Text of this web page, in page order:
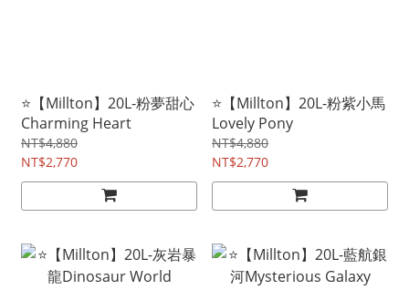
⭐【Millton】20L-粉夢甜心
Charming Heart
NT$4,880
NT$2,770
⭐【Millton】20L-粉紫小馬
Lovely Pony
NT$4,880
NT$2,770